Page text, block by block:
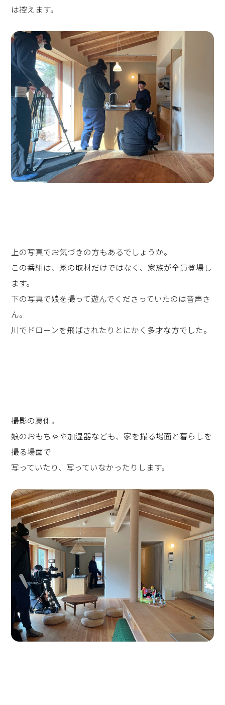
は控えます。
上の写真でお気づきの方もあるでしょうか。
この番組は、家の取材だけではなく、家族が全員登場し
ます。
下の写真で娘を撮って遊んでくださっていたのは音声さ
ん。
川でドローンを飛ばされたりとにかく多才な方でした。
撮影の裏側。
娘のおもちゃや加湿器なども、家を撮る場面と暮らしを
撮る場面で
写っていたり、写っていなかったりします。